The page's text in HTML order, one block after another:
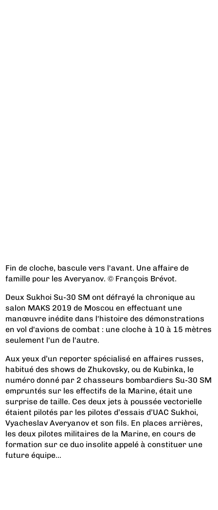
Fin de cloche, bascule vers l'avant. Une affaire de
famille pour les Averyanov. © François Brévot.
Deux Sukhoi Su-30 SM ont défrayé la chronique au
salon MAKS 2019 de Moscou en effectuant une
manœuvre inédite dans l'histoire des démonstrations
en vol d'avions de combat : une cloche à 10 à 15 mètres
seulement l'un de l'autre.
Aux yeux d’un reporter spécialisé en affaires russes,
habitué des shows de Zhukovsky, ou de Kubinka, le
numéro donné par 2 chasseurs bombardiers Su-30 SM
empruntés sur les effectifs de la Marine, était une
surprise de taille. Ces deux jets à poussée vectorielle
étaient pilotés par les pilotes d’essais d’UAC Sukhoi,
Vyacheslav Averyanov et son fils. En places arrières,
les deux pilotes militaires de la Marine, en cours de
formation sur ce duo insolite appelé à constituer une
future équipe...